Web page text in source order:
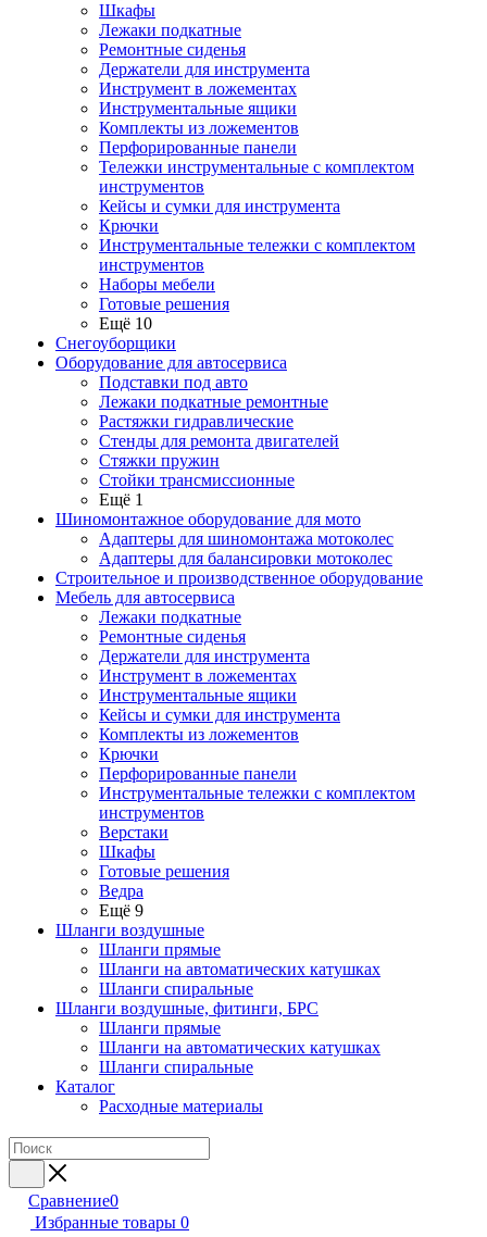
Шкафы
Лежаки подкатные
Ремонтные сиденья
Держатели для инструмента
Инструмент в ложементах
Инструментальные ящики
Комплекты из ложементов
Перфорированные панели
Тележки инструментальные с комплектом
инструментов
Кейсы и сумки для инструмента
Крючки
Инструментальные тележки с комплектом
инструментов
Наборы мебели
Готовые решения
Ещё 10
Снегоуборщики
Оборудование для автосервиса
Подставки под авто
Лежаки подкатные ремонтные
Растяжки гидравлические
Стенды для ремонта двигателей
Стяжки пружин
Стойки трансмиссионные
Ещё 1
Шиномонтажное оборудование для мото
Адаптеры для шиномонтажа мотоколес
Адаптеры для балансировки мотоколес
Строительное и производственное оборудование
Мебель для автосервиса
Лежаки подкатные
Ремонтные сиденья
Держатели для инструмента
Инструмент в ложементах
Инструментальные ящики
Кейсы и сумки для инструмента
Комплекты из ложементов
Крючки
Перфорированные панели
Инструментальные тележки с комплектом
инструментов
Верстаки
Шкафы
Готовые решения
Ведра
Ещё 9
Шланги воздушные
Шланги прямые
Шланги на автоматических катушках
Шланги спиральные
Шланги воздушные, фитинги, БРС
Шланги прямые
Шланги на автоматических катушках
Шланги спиральные
Каталог
Расходные материалы
Сравнение0
Избранные товары 0